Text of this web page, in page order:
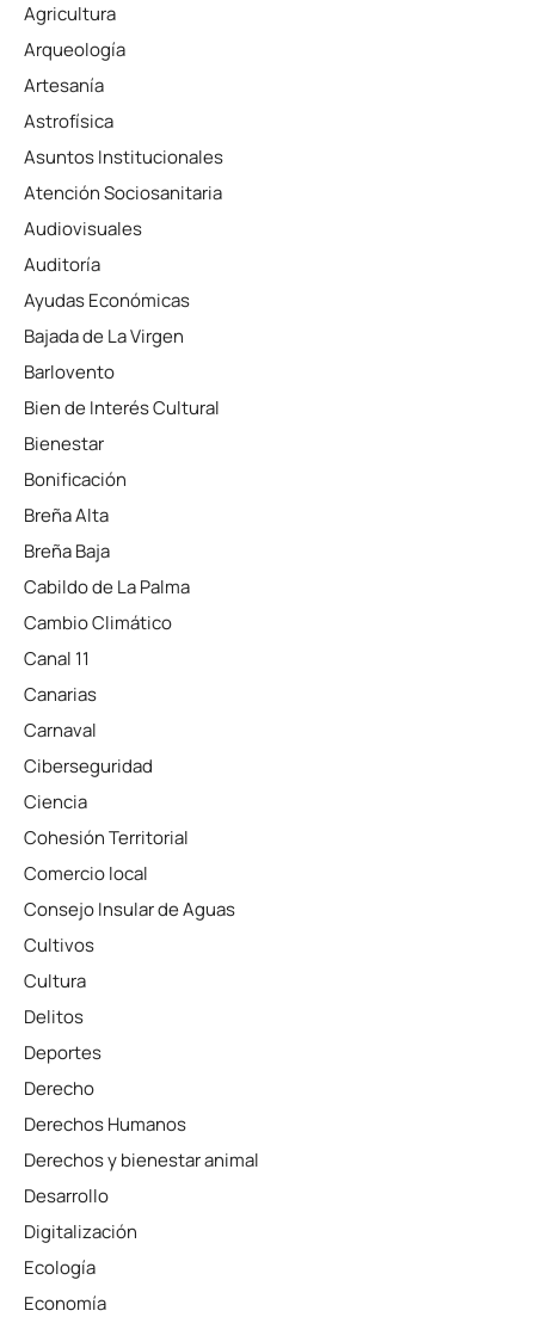
Agricultura
Arqueología
Artesanía
Astrofísica
Asuntos Institucionales
Atención Sociosanitaria
Audiovisuales
Auditoría
Ayudas Económicas
Bajada de La Virgen
Barlovento
Bien de Interés Cultural
Bienestar
Bonificación
Breña Alta
Breña Baja
Cabildo de La Palma
Cambio Climático
Canal 11
Canarias
Carnaval
Ciberseguridad
Ciencia
Cohesión Territorial
Comercio local
Consejo Insular de Aguas
Cultivos
Cultura
Delitos
Deportes
Derecho
Derechos Humanos
Derechos y bienestar animal
Desarrollo
Digitalización
Ecología
Economía